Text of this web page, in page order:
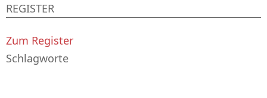
REGISTER
Zum Register
Schlagworte